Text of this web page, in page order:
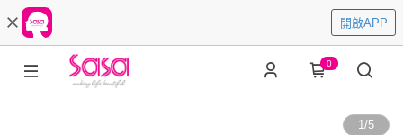
開啟APP
0
1/5